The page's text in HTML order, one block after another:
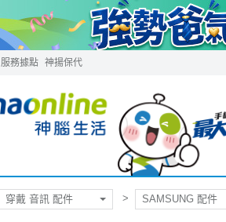
服務據點 神揚保代
穿戴 音訊 配件 SAMSUNG 配件